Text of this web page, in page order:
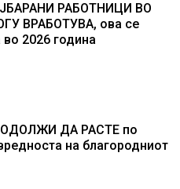
РАБОТНИЦИ ВО
ВРАБОТУВА, oва се
во 2026 година
ДА РАСТЕ по
на благородниот